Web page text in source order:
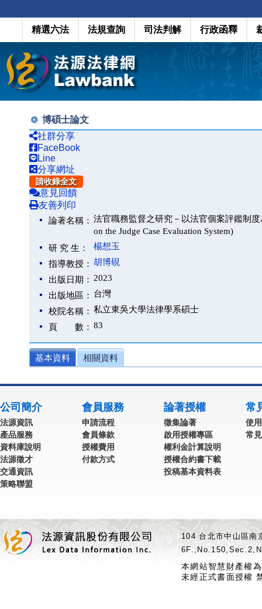
精選六法 法規查詢 司法判解 行政函釋
博碩士論文
社群分享
FaceBook
Line
分享網址
請收錄全文
意見回饋
友善列印
論著名稱： 法官職務監督之研究－以法官個案評鑑制度
on the Judge Case Evaluation System)
研 究 生：
楊想玉
指導教授： 胡博硯
出版日期： 2023
出版地區： 台灣
校院名稱： 私立東吳大學法律學系碩士
頁 數： 83
基本資料 相關資料
公司簡介
法源資訊
產品服務
資料庫說明
法源徵才
交通資訊
策略聯盟
會員服務
申請流程
會員條款
授權費用
付款方式
論著授權
徵集論著
啟用授權專區
權利金計算說明
授權合約書下載
投稿基本資料表
常
使
常
104 台北市中山區
本網站智慧財產權
未經正式書面授權